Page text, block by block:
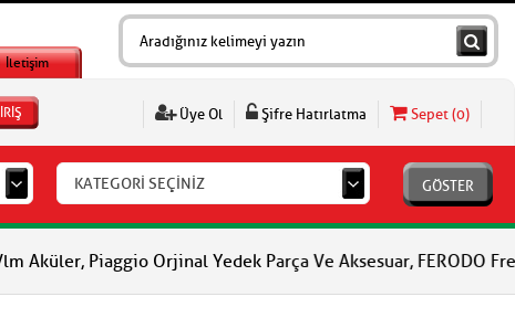
İletişim
Üye Ol Şifre Hatırlatma Sepet (0)
KATEGORİ SEÇİNİZ GÖSTER
Orjinal Yedek Parça Ve Aksesuar, FERODO Fren